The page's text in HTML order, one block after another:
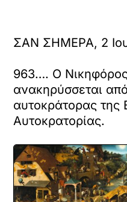
ΣΑΝ ΣΗΜΕΡΑ, 2
963…. Ο
ανακηρύσσεται
αυτοκράτορας της
Αυτοκρατορίας.